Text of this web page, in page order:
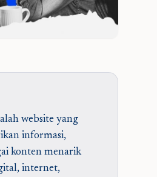
website yang
informasi,
konten menarik
internet,